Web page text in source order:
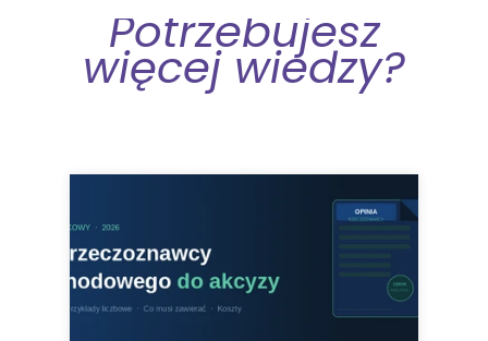
Potrzebujesz
więcej wiedzy?